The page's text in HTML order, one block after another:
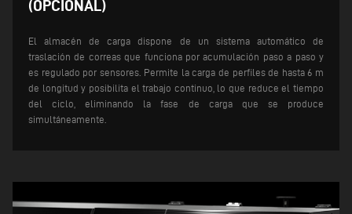
(OPCIONAL)
El almacén de carga dispone de un sistema automático de
traslación de correas que funciona por acumulación paso a paso y
es regulado por sensores. Permite la carga de perfiles de hasta 6 m
de longitud y posibilita el trabajo continuo, lo que reduce el tiempo
del ciclo, eliminando la fase de carga que se produce
simultáneamente.